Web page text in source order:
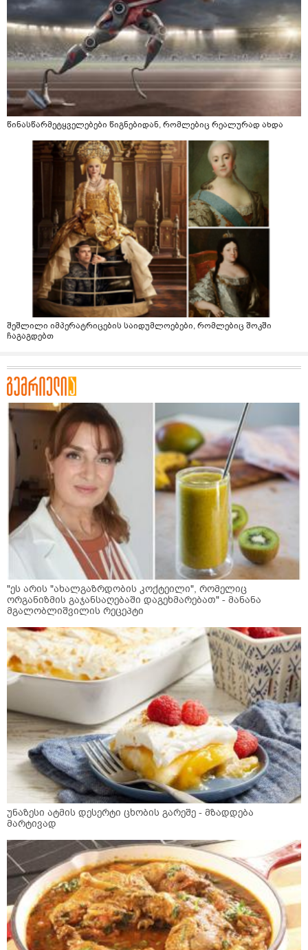
წინასწარმეტყველებები წიგნებიდან, რომლებიც რეალურად ახდა
შეშლილი იმპერატრიცების საიდუმლოებები, რომლებიც შოკში
ჩაგაგდებთ
"ეს არის "ახალგაზრდობის კოქტეილი", რომელიც
ორგანიზმის გაჯანსაღებაში დაგეხმარებათ" - მანანა
მგალობლიშვილის რეცეპტი
უნაზესი ატმის დესერტი ცხობის გარეშე - მზადდება
მარტივად